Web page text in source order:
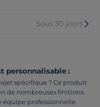
Sous 30 jours
personnalisable :
spécifique ? Ce produit
de nombreuses finitions.
équipe professionnelle